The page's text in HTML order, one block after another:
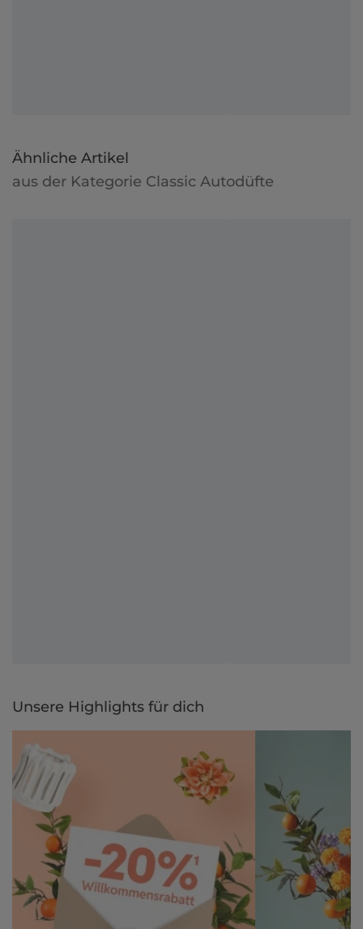
Ähnliche Artikel
aus der Kategorie Classic Autodüfte
Unsere Highlights für dich